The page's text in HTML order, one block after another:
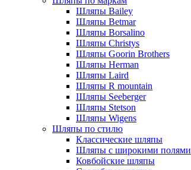
Шляпы Bailey
Шляпы Betmar
Шляпы Borsalino
Шляпы Christys
Шляпы Goorin Brothers
Шляпы Herman
Шляпы Laird
Шляпы R mountain
Шляпы Seeberger
Шляпы Stetson
Шляпы Wigens
Шляпы по стилю
Классические шляпы
Шляпы с широкими полями
Ковбойские шляпы